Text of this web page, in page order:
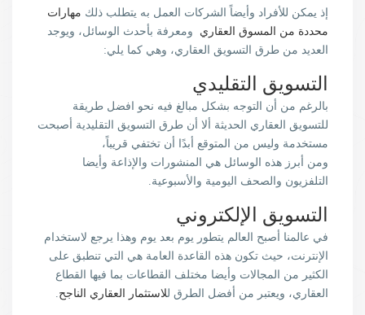
إذ يمكن للأفراد وأيضاً الشركات العمل به يتطلب ذلك مهارات
محددة من المسوق العقاري
ومعرفة بأحدث الوسائل، ويوجد
العديد من طرق التسويق العقاري، وهي كما يلي:
التسويق التقليدي
بالرغم من أن التوجه بشكل مبالغ فيه نحو افضل طريقة
للتسويق العقاري الحديثة ألا أن طرق التسويق التقليدية أصبحت
مستخدمة وليس من المتوقع أبدًا أن تختفي قريباً،
ومن أبرز هذه الوسائل هي المنشورات والإذاعة وأيضا
التلفزيون والصحف اليومية والأسبوعية.
التسويق الإلكتروني
في عالمنا أصبح العالم يتطور يوم بعد يوم وهذا يرجع لاستخدام
الإنترنت، حيث تكون هذه القاعدة العامة هي التي تنطبق على
الكثير من المجالات وأيضا مختلف القطاعات بما فيها القطاع
العقاري، ويعتبر من أفضل الطرق للاستثمار العقاري الناجح